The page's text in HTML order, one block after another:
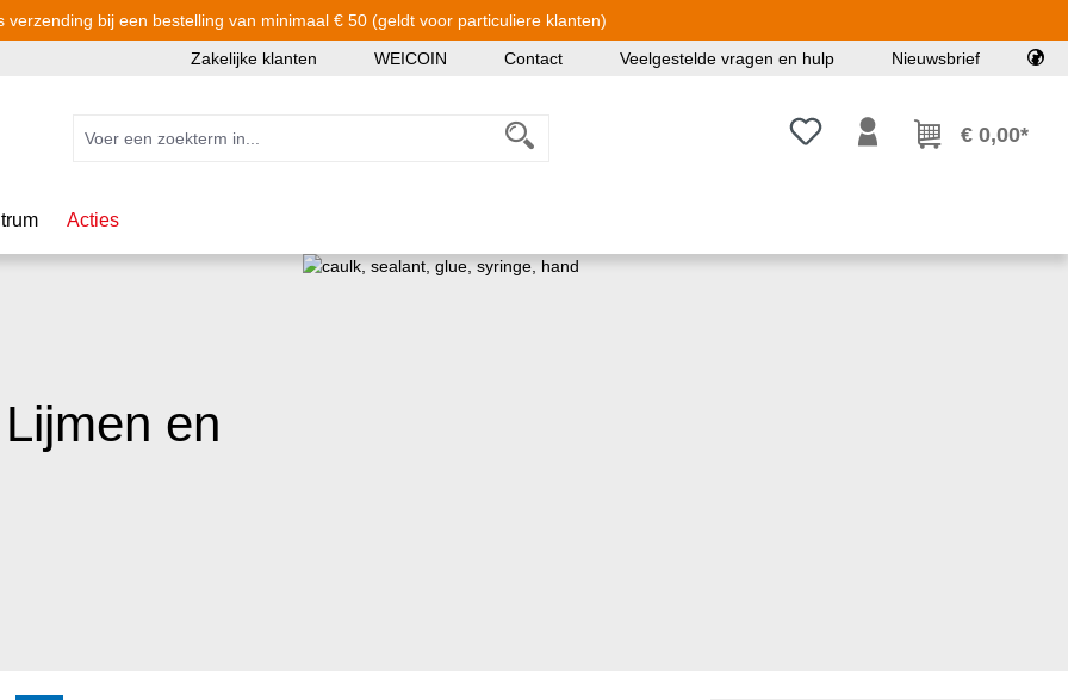
verzending bij een bestelling van minimaal € 50 (geldt voor particuliere klanten)
Zakelijke klanten WEICOIN Contact Veelgestelde vragen en hulp Nieuwsbrief
Je hebt 0 items op je€ 0,00*
Acties
en